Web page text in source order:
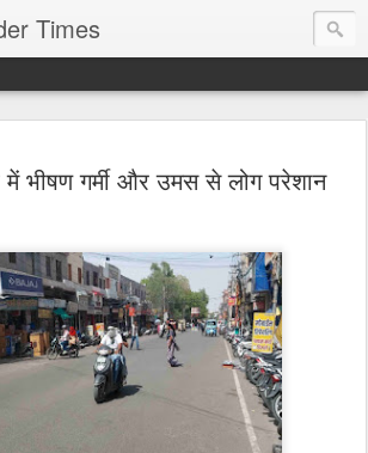
Times
में भीषण गर्मी और उमस से लोग परेशान